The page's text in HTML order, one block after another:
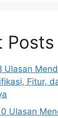
Posts
Ulasan
Fitur,
Ulasan